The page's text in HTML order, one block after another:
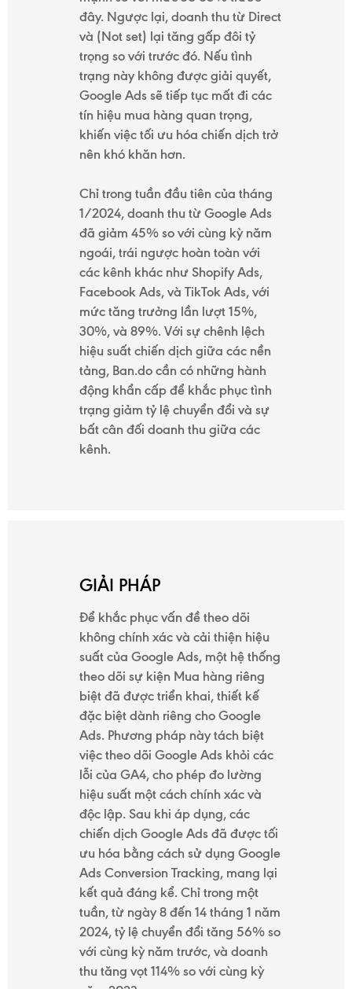
LIÊN
HỆ
đây. Ngược lại, doanh thu từ Direct
và (Not set) lại tăng gấp đôi tỷ
trọng so với trước đó. Nếu tình
trạng này không được giải quyết,
Google Ads sẽ tiếp tục mất đi các
tín hiệu mua hàng quan trọng,
khiến việc tối ưu hóa chiến dịch trở
nên khó khăn hơn.
Chỉ trong tuần đầu tiên của tháng
1/2024, doanh thu từ Google Ads
đã giảm 45% so với cùng kỳ năm
ngoái, trái ngược hoàn toàn với
các kênh khác như Shopify Ads,
Facebook Ads, và TikTok Ads, với
mức tăng trưởng lần lượt 15%,
30%, và 89%. Với sự chênh lệch
hiệu suất chiến dịch giữa các nền
tảng, Ban.do cần có những hành
động khẩn cấp để khắc phục tình
trạng giảm tỷ lệ chuyển đổi và sự
bất cân đối doanh thu giữa các
kênh.
GIẢI PHÁP
Để khắc phục vấn đề theo dõi
không chính xác và cải thiện hiệu
suất của Google Ads, một hệ thống
theo dõi sự kiện Mua hàng riêng
biệt đã được triển khai, thiết kế
đặc biệt dành riêng cho Google
Ads. Phương pháp này tách biệt
việc theo dõi Google Ads khỏi các
lỗi của GA4, cho phép đo lường
hiệu suất một cách chính xác và
độc lập. Sau khi áp dụng, các
chiến dịch Google Ads đã được tối
ưu hóa bằng cách sử dụng Google
Ads Conversion Tracking, mang lại
kết quả đáng kể. Chỉ trong một
tuần, từ ngày 8 đến 14 tháng 1 năm
2024, tỷ lệ chuyển đổi tăng 56% so
với cùng kỳ năm trước, và doanh
thu tăng vọt 114% so với cùng kỳ